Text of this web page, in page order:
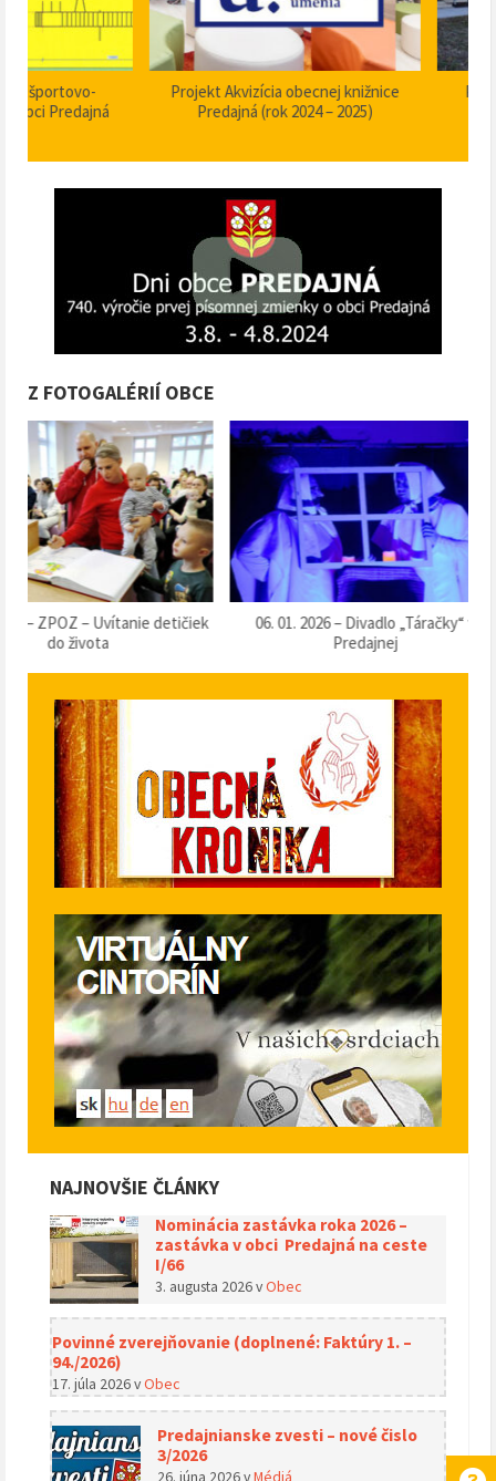
Projekt Akvizícia obecnej knižnice
Predajná (rok 2024 – 2025)
Projekt Dom smútku
Z FOTOGALÉRIÍ OBCE
06. 01. 2026 – Divadlo „Táračky“ v
13. 12. 2025 – Súťaž o
klobásu 2025“ v
NAJNOVŠIE ČLÁNKY
Nominácia zastávka roka 2026 –
zastávka v obci Predajná na ceste
I/66
3. augusta 2026vObec
Povinné zverejňovanie (doplnené: Faktúry 1. –
94./2026)
17. júla 2026vObec
Predajnianske zvesti – nové čislo
3/2026
26. júna 2026vMédiá